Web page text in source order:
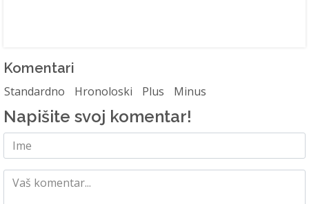
Komentari
Standardno Hronoloski Plus Minus
Napišite svoj komentar!